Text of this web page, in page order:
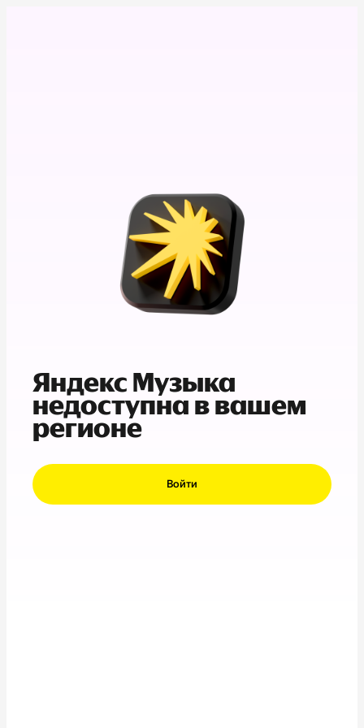
Яндекс Музыка
недоступна в вашем
регионе
Войти